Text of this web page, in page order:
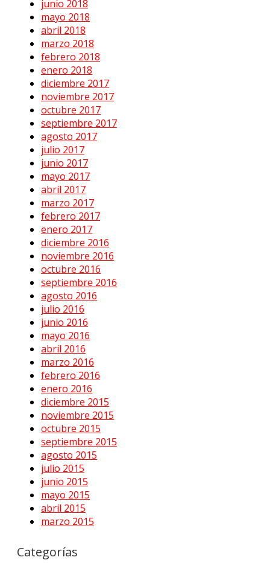
junio 2018
mayo 2018
abril 2018
marzo 2018
febrero 2018
enero 2018
diciembre 2017
noviembre 2017
octubre 2017
septiembre 2017
agosto 2017
julio 2017
junio 2017
mayo 2017
abril 2017
marzo 2017
febrero 2017
enero 2017
diciembre 2016
noviembre 2016
octubre 2016
septiembre 2016
agosto 2016
julio 2016
junio 2016
mayo 2016
abril 2016
marzo 2016
febrero 2016
enero 2016
diciembre 2015
noviembre 2015
octubre 2015
septiembre 2015
agosto 2015
julio 2015
junio 2015
mayo 2015
abril 2015
marzo 2015
Categorías